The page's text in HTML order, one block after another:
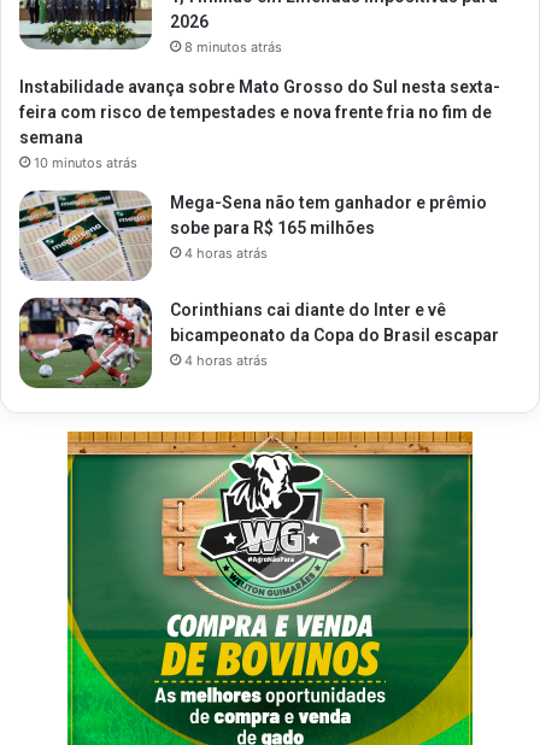
2026
8 minutos atrás
Instabilidade avança sobre Mato Grosso do Sul nesta sexta-
feira com risco de tempestades e nova frente fria no fim de
semana
10 minutos atrás
Mega-Sena não tem ganhador e prêmio
sobe para R$ 165 milhões
4 horas atrás
Corinthians cai diante do Inter e vê
bicampeonato da Copa do Brasil escapar
4 horas atrás